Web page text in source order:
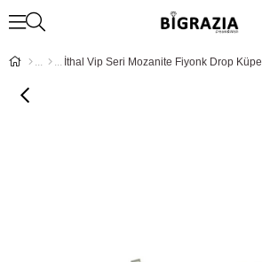
İthal Vip Seri Mozanite Fiyonk Drop Küpe